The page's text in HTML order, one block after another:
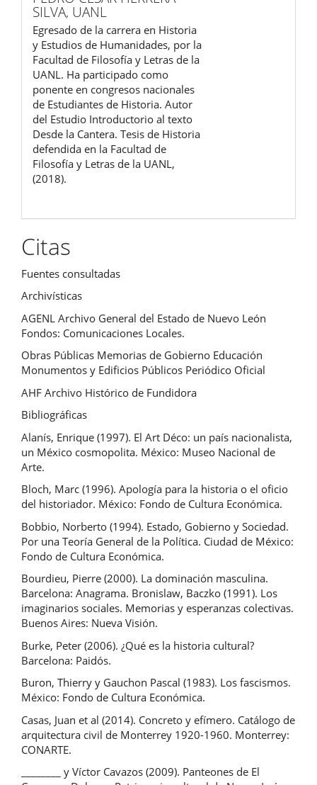
SILVA, UANL
Egresado de la carrera en Historia
y Estudios de Humanidades, por la
Facultad de Filosofía y Letras de la
UANL. Ha participado como
ponente en congresos nacionales
de Estudiantes de Historia. Autor
del Estudio Introductorio al texto
Desde la Cantera. Tesis de Historia
defendida en la Facultad de
Filosofía y Letras de la UANL,
(2018).
Citas
Fuentes consultadas
Archivísticas
AGENL Archivo General del Estado de Nuevo León
Fondos: Comunicaciones Locales.
Obras Públicas Memorias de Gobierno Educación
Monumentos y Edificios Públicos Periódico Oficial
AHF Archivo Histórico de Fundidora
Bibliográficas
Alanís, Enrique (1997). El Art Déco: un país nacionalista,
un México cosmopolita. México: Museo Nacional de
Arte.
Bloch, Marc (1996). Apología para la historia o el oficio
del historiador. México: Fondo de Cultura Económica.
Bobbio, Norberto (1994). Estado, Gobierno y Sociedad.
Por una Teoría General de la Política. Ciudad de México:
Fondo de Cultura Económica.
Bourdieu, Pierre (2000). La dominación masculina.
Barcelona: Anagrama. Bronislaw, Baczko (1991). Los
imaginarios sociales. Memorias y esperanzas colectivas.
Buenos Aires: Nueva Visión.
Burke, Peter (2006). ¿Qué es la historia cultural?
Barcelona: Paidós.
Buron, Thierry y Gauchon Pascal (1983). Los fascismos.
México: Fondo de Cultura Económica.
Casas, Juan et al (2014). Concreto y efímero. Catálogo de
arquitectura civil de Monterrey 1920-1960. Monterrey:
CONARTE.
________ y Víctor Cavazos (2009). Panteones de El